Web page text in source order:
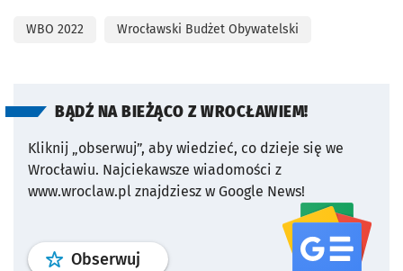
WBO 2022 Wrocławski Budżet Obywatelski
BĄDŹ NA BIEŻĄCO Z WROCŁAWIEM!
Kliknij „obserwuj”, aby wiedzieć, co dzieje się we
Wrocławiu. Najciekawsze wiadomości z
www.wroclaw.pl znajdziesz w Google News!
Obserwuj profil serwisu